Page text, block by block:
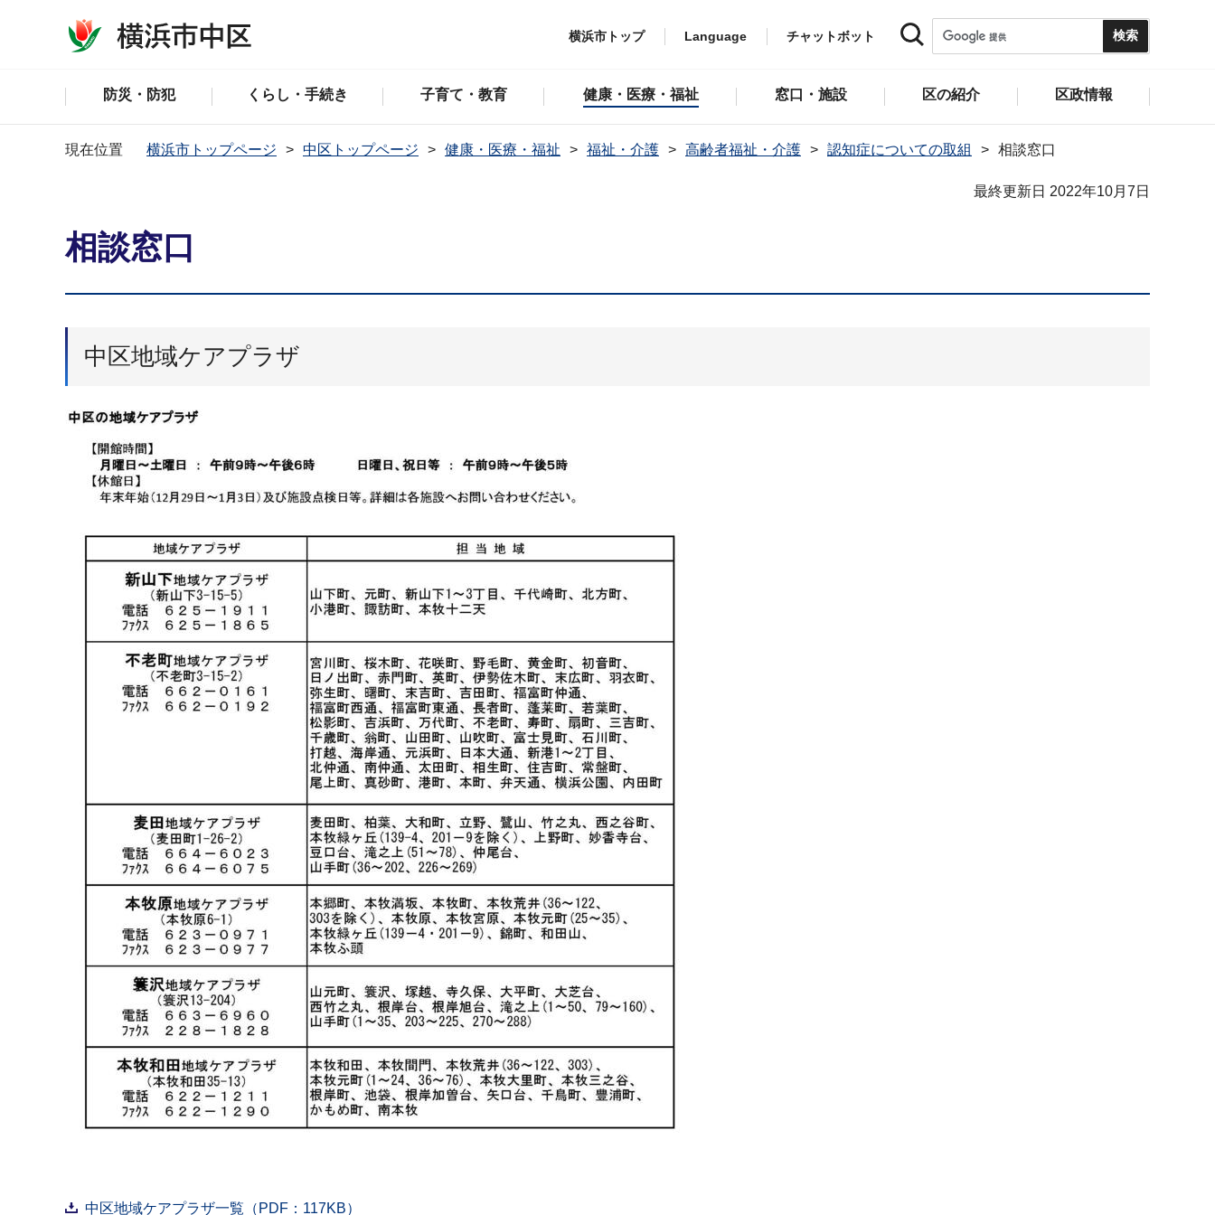
横浜市トップ Language チャットボット
防災・防犯 くらし・手続き 子育て・教育 健康・医療・福祉 窓口・施設 区の紹介 区政情報
現在位置 横浜市トップページ 中区トップページ 健康・医療・福祉 福祉・介護 高齢者福祉・介護 認知症についての取組 相談窓口
最終更新日 2022年10月7日
相談窓口
中区地域ケアプラザ
中区地域ケアプラザ一覧（PDF：117KB）